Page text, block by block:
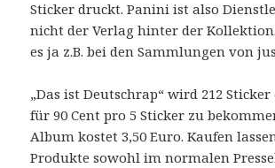
Sticker druckt. Panini ist also
nicht der Verlag hinter der
es ja z.B. bei den Sammlungen von
„Das ist Deutschrap“ wird 212
für 90 Cent pro 5 Sticker zu
Album kostet 3,50 Euro. Kaufen
Produkte sowohl im normalen